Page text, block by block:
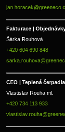
Fakturace |
Šárka Rouhová
+420 604 690 848
CEO | Teplená
Vlastislav Rouha ml.
+420 734 113 933